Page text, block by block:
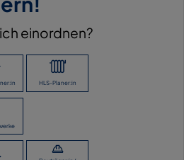
einordnen?
HLS-Planer:in